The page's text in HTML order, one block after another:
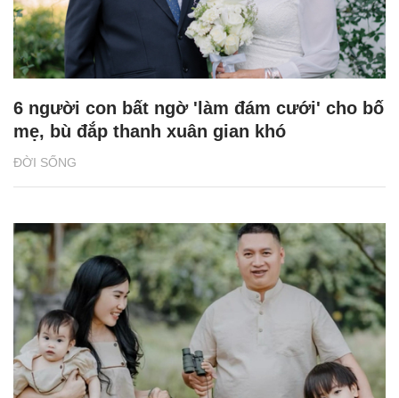
ĐỜI SỐNG
6 người con bất ngờ 'làm đám cưới' cho bố
mẹ, bù đắp thanh xuân gian khó